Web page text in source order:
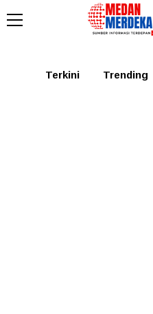
Tabagsel Tapanuli
Terkini Trending